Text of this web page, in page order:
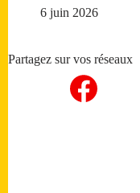
6 juin 2026
Partagez sur vos réseaux